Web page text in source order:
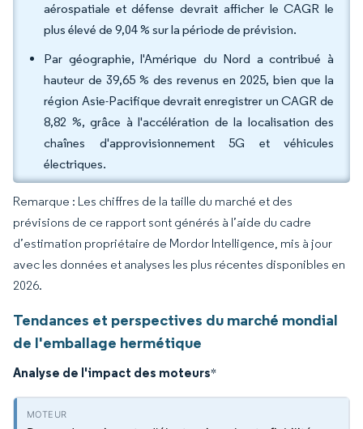
aérospatiale et défense devrait afficher le CAGR le
plus élevé de 9,04 % sur la période de prévision.
Par géographie, l'Amérique du Nord a contribué à
hauteur de 39,65 % des revenus en 2025, bien que la
région Asie-Pacifique devrait enregistrer un CAGR de
8,82 %, grâce à l'accélération de la localisation des
chaînes d'approvisionnement 5G et véhicules
électriques.
Remarque : Les chiffres de la taille du marché et des
prévisions de ce rapport sont générés à l’aide du cadre
d’estimation propriétaire de Mordor Intelligence, mis à jour
avec les données et analyses les plus récentes disponibles en
2026.
Tendances et perspectives du marché mondial
de l'emballage hermétique
Analyse de l'impact des moteurs*